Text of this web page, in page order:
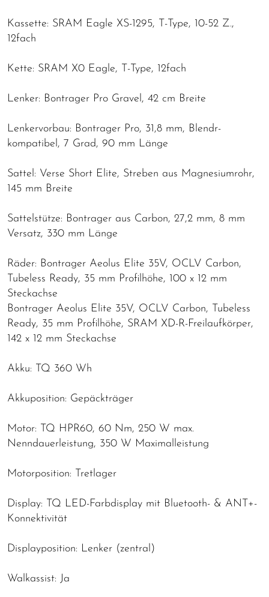
Kassette: SRAM Eagle XS-1295, T-Type, 10-52 Z.,
12fach
Kette: SRAM X0 Eagle, T-Type, 12fach
Lenker: Bontrager Pro Gravel, 42 cm Breite
Lenkervorbau: Bontrager Pro, 31,8 mm, Blendr-
kompatibel, 7 Grad, 90 mm Länge
Sattel: Verse Short Elite, Streben aus Magnesiumrohr,
145 mm Breite
Sattelstütze: Bontrager aus Carbon, 27,2 mm, 8 mm
Versatz, 330 mm Länge
Räder: Bontrager Aeolus Elite 35V, OCLV Carbon,
Tubeless Ready, 35 mm Profilhöhe, 100 x 12 mm
Steckachse
Bontrager Aeolus Elite 35V, OCLV Carbon, Tubeless
Ready, 35 mm Profilhöhe, SRAM XD-R-Freilaufkörper,
142 x 12 mm Steckachse
Akku: TQ 360 Wh
Akkuposition: Gepäckträger
Motor: TQ HPR60, 60 Nm, 250 W max.
Nenndauerleistung, 350 W Maximalleistung
Motorposition: Tretlager
Display: TQ LED-Farbdisplay mit Bluetooth- & ANT+-
Konnektivität
Displayposition: Lenker (zentral)
Walkassist: Ja